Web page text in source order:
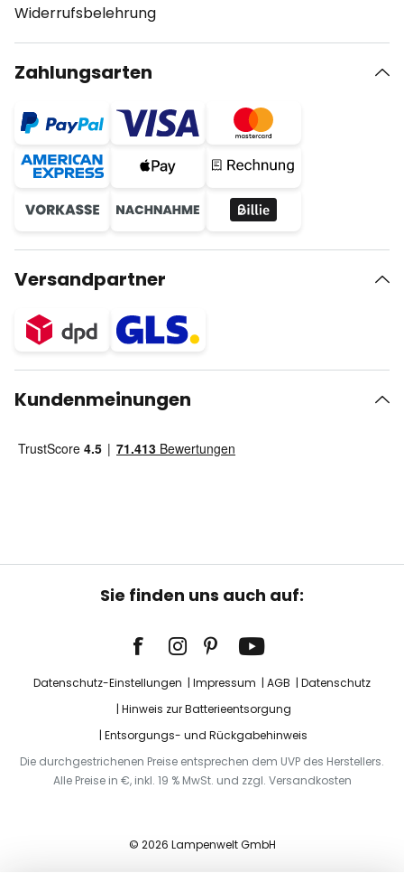
Widerrufsbelehrung
Zahlungsarten
Versandpartner
Kundenmeinungen
Sie finden uns auch auf:
Datenschutz-Einstellungen Impressum AGB
Datenschutz
Hinweis zur Batterieentsorgung
Entsorgungs- und Rückgabehinweis
Die durchgestrichenen Preise entsprechen dem UVP des Herstellers.
Alle Preise in €, inkl. 19 % MwSt. und zzgl. Versandkosten
© 2026 Lampenwelt GmbH